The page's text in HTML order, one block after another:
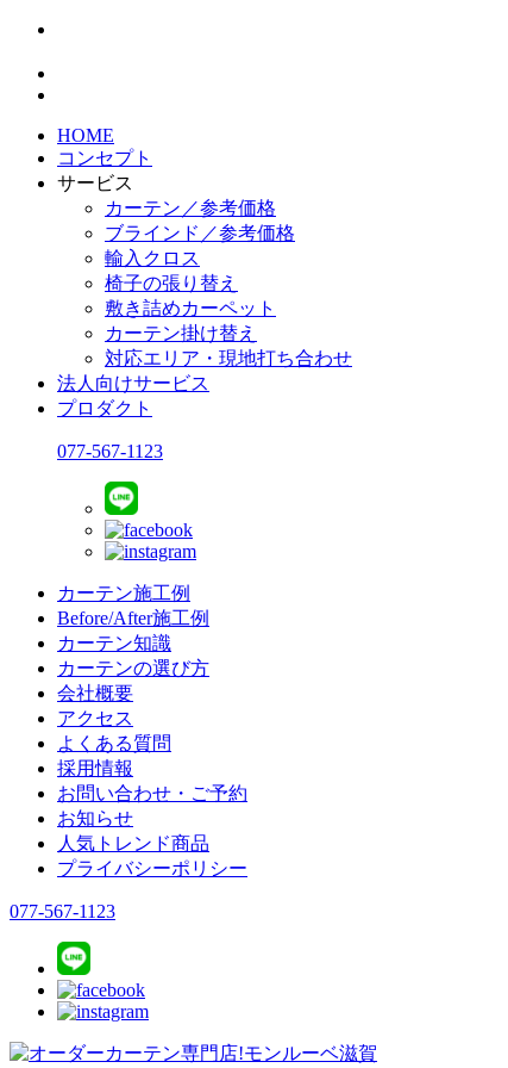
HOME
コンセプト
サービス
カーテン／参考価格
ブラインド／参考価格
輸入クロス
椅子の張り替え
敷き詰めカーペット
カーテン掛け替え
対応エリア・現地打ち合わせ
法人向けサービス
プロダクト
077-567-1123
カーテン施工例
Before/After施工例
カーテン知識
カーテンの選び方
会社概要
アクセス
よくある質問
採用情報
お問い合わせ・ご予約
お知らせ
人気トレンド商品
プライバシーポリシー
077-567-1123